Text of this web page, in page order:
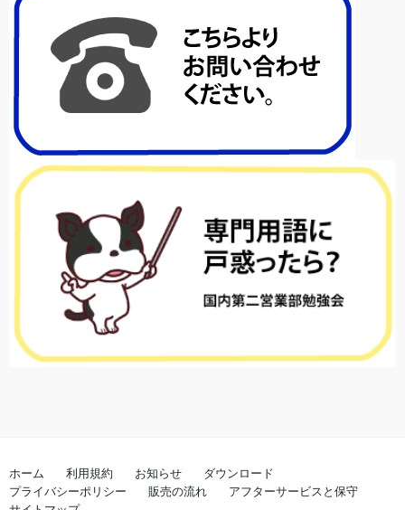
ホーム 利用規約 お知らせ
ダウンロード
プライバシーポリシー
販売の流れ
アフターサービスと保守